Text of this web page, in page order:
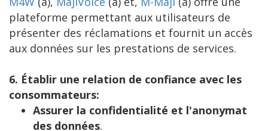
plateforme permettant aux utilisateurs de
présenter des réclamations et fournit un accès
aux données sur les prestations de services.
6. Établir une relation de confiance avec les
consommateurs:
Assurer la confidentialité et l'anonymat
des données.